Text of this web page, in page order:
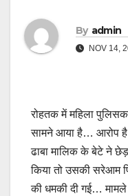
By admin
NOV 14,
रोहतक में महिला
सामने आया है… आरोप है
ढाबा मालिक के बेटे ने
किया तो उसकी सरेआम
की धमकी दी गई… मामले